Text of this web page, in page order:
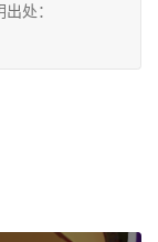
处：